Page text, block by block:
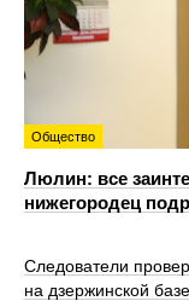
Общество
Люлин: все
нижегородец
Следователи
на дзержинской